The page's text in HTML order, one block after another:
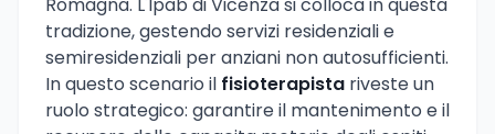
tradizione, gestendo servizi residenziali e
semiresidenziali per anziani non autosufficienti.
In questo scenario il fisioterapista riveste un
ruolo strategico: garantire il mantenimento e il